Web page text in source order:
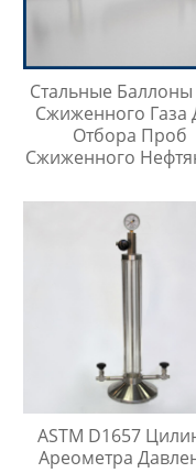
Стальные
Сжиженного Газа
Отбора Проб
Сжиженного
ASTM D1657
Ареометра